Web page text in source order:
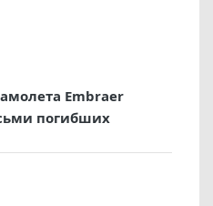
Embraer
погибших